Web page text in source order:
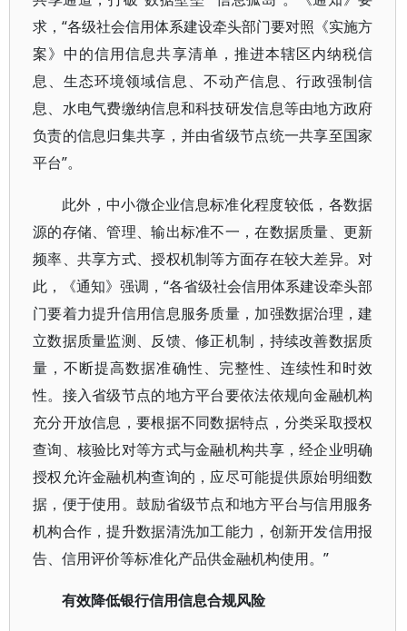
求，“各级社会信用体系建设牵头部门要对照《实施方
案》中的信用信息共享清单，推进本辖区内纳税信
息、生态环境领域信息、不动产信息、行政强制信
息、水电气费缴纳信息和科技研发信息等由地方政府
负责的信息归集共享，并由省级节点统一共享至国家
平台”。
此外，中小微企业信息标准化程度较低，各数据
源的存储、管理、输出标准不一，在数据质量、更新
频率、共享方式、授权机制等方面存在较大差异。对
此，《通知》强调，“各省级社会信用体系建设牵头部
门要着力提升信用信息服务质量，加强数据治理，建
立数据质量监测、反馈、修正机制，持续改善数据质
量，不断提高数据准确性、完整性、连续性和时效
性。接入省级节点的地方平台要依法依规向金融机构
充分开放信息，要根据不同数据特点，分类采取授权
查询、核验比对等方式与金融机构共享，经企业明确
授权允许金融机构查询的，应尽可能提供原始明细数
据，便于使用。鼓励省级节点和地方平台与信用服务
机构合作，提升数据清洗加工能力，创新开发信用报
告、信用评价等标准化产品供金融机构使用。”
有效降低银行信用信息合规风险